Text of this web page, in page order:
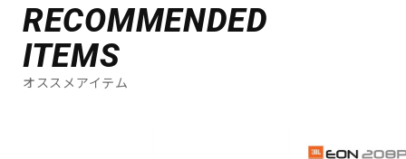
RECOMMENDED
ITEMS
オススメアイテム